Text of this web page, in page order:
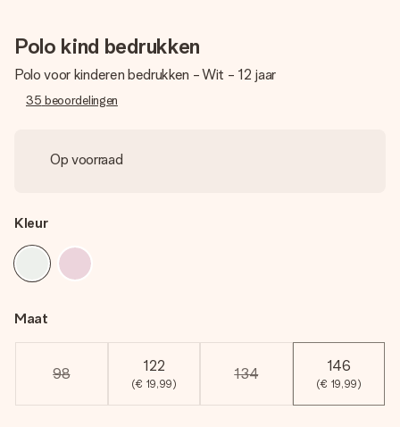
Polo kind bedrukken
Polo voor kinderen bedrukken - Wit - 12 jaar
35 beoordelingen
Op voorraad
Kleur
Maat
98 122
(€ 19,99)
134 146
(€ 19,99)